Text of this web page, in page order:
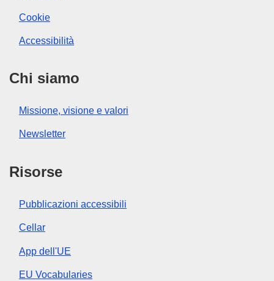
Cookie
Accessibilità
Chi siamo
Missione, visione e valori
Newsletter
Risorse
Pubblicazioni accessibili
Cellar
App dell'UE
EU Vocabularies